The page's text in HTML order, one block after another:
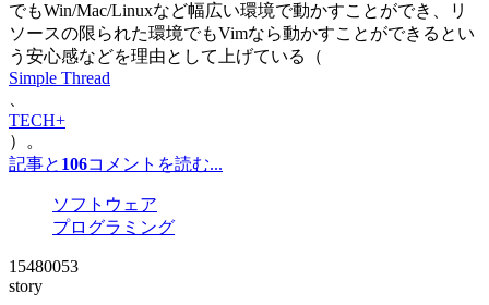
でもWin/Mac/Linuxなど幅広い環境で動かすことができ、リ
ソースの限られた環境でもVimなら動かすことができるとい
う安心感などを理由として上げている（
Simple Thread
TECH+
）。
記事と 106コメントを読む...
ソフトウェア
プログラミング
15480053
story